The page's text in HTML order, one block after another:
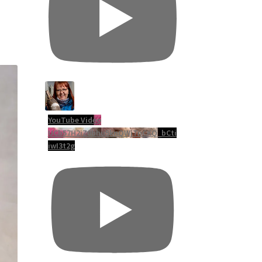
YouTube Video
UCb57H2iZ0bhu5knQWjTnCKQ_bCti
iwI3t2g